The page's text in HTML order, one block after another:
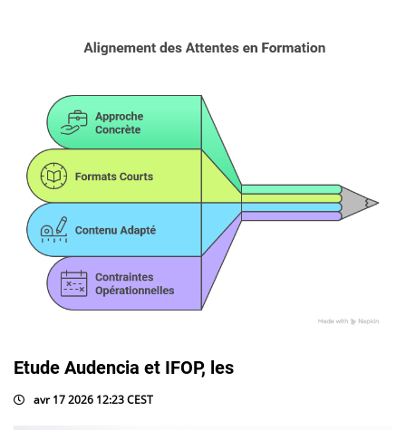
Etude Audencia et IFOP, les
avr 17 2026 12:23 CEST